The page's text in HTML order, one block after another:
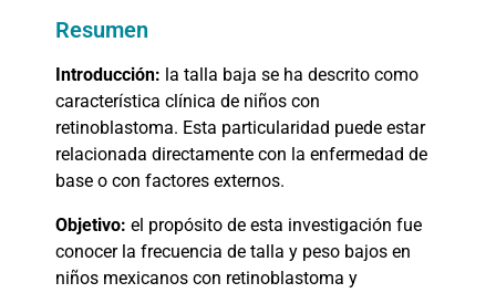
Resumen
Introducción: la talla baja se ha descrito como
característica clínica de niños con
retinoblastoma. Esta particularidad puede estar
relacionada directamente con la enfermedad de
base o con factores externos.
Objetivo: el propósito de esta investigación fue
conocer la frecuencia de talla y peso bajos en
niños mexicanos con retinoblastoma y